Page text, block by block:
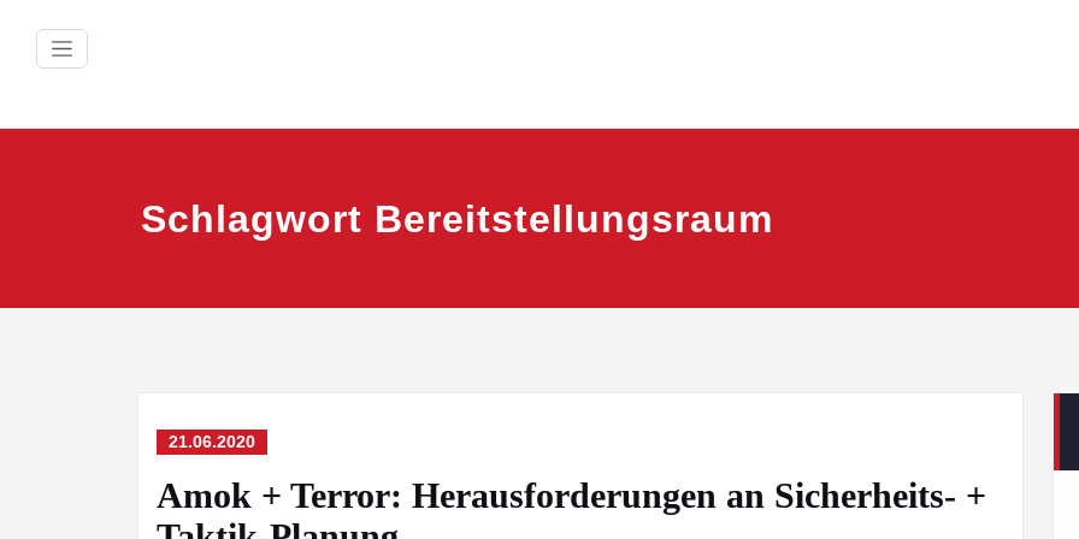
springen
Schlagwort Bereitstellungsraum
21.06.2020
Amok + Terror: Herausforderungen an Sicherheits- +